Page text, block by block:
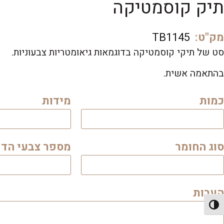
הפעל/כבה ניגודיות גבוהה
תיק קוסמטיקה
מק"ט: TB1145
סט של תיקי קוסמטיקה בדוגמאות גיאומטריות צבעוניות.
בהתאמה אשית.
כמות מידות
סוג החומר מספר צבעי
הערות